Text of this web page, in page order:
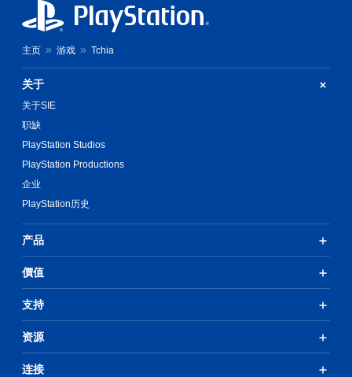
主页 游戏 Tchia
关于
关于SIE
职缺
PlayStation Studios
PlayStation Productions
企业
PlayStation历史
产品
價值
支持
资源
连接